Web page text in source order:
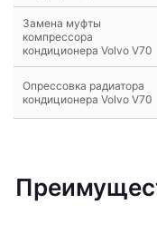
Замена муфты
компрессора
кондиционера Volvo V70
Опрессовка радиатора
кондиционера Volvo V70